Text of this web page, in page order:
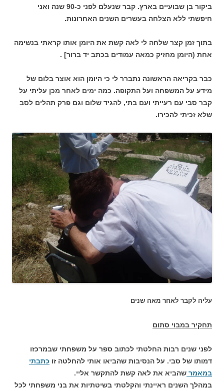
ביקור בן שבועיים בארץ. קבר שנעלם לפני כ-90 שנה ואני
חיפשתי ללא הצלחה בעשרים השנים האחרונות.
בתוך זמן קצר שלחה לי לאה קשת את היומן אותו קראתי בנשימה
אחת (היומן מחזיק כמאה עמודים בכתב יד ברור] .
כבר בקריאה הראשונה נתברר לי כי היומן הוא אוצר בלום של
מידע על המשפחה ועל התקופה. כמה ימים לאחר מכן עליתי על
קבר סבי עם רעייתי ועם בתי, להגיד שלום וגם פרק תהלים לסב
שלא זכיתי להכירו.
עליה לקבר לאחר מאה שנים
תחקיר במבוי סתום
לפני שנים רבות החלטתי לכתוב ספר על משפחתי שבמרכזו
דמותו של סבי. על הנסיבות שהביאו אותי להחלטה זו כתבתי
במאמר שהביא את לאה קשת להתקשר אליי.
במהלך השנים ראיינתי והקלטתי בשיטתיות את בני משפחתי לכל